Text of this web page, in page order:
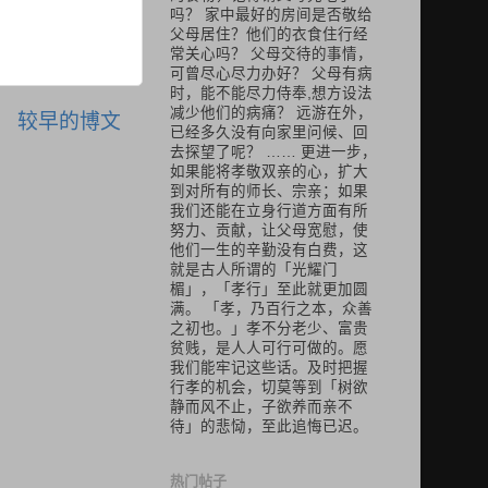
较早的博文
吗？ 家中最好的房间是否敬给
父母居住？他们的衣食住行经
常关心吗？ 父母交待的事情，
可曾尽心尽力办好？ 父母有病
时，能不能尽力侍奉,想方设法
减少他们的病痛？ 远游在外，
已经多久没有向家里问候、回
去探望了呢？ …… 更进一步，
如果能将孝敬双亲的心，扩大
到对所有的师长、宗亲；如果
我们还能在立身行道方面有所
努力、贡献，让父母宽慰，使
他们一生的辛勤没有白费，这
就是古人所谓的「光耀门
楣」，「孝行」至此就更加圆
满。 「孝，乃百行之本，众善
之初也。」孝不分老少、富贵
贫贱，是人人可行可做的。愿
我们能牢记这些话。及时把握
行孝的机会，切莫等到「树欲
静而风不止，子欲养而亲不
待」的悲恸，至此追悔已迟。
热门帖子